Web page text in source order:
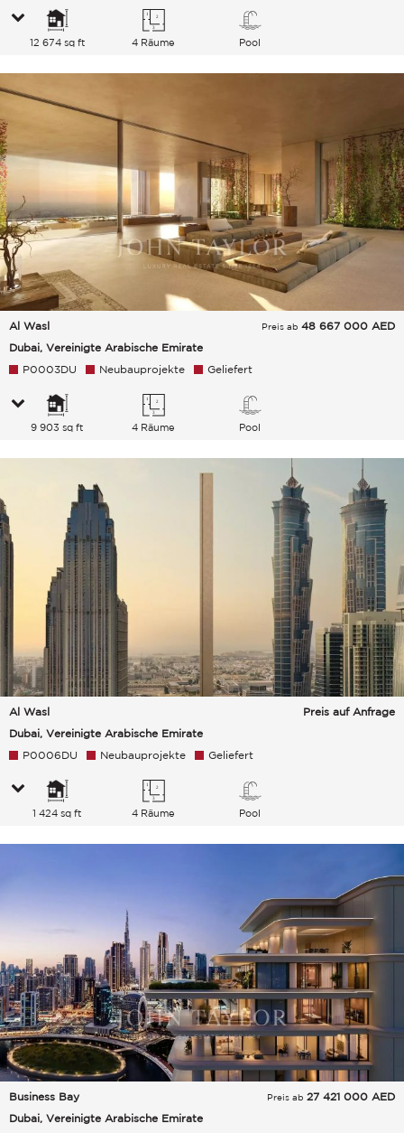
12 674 sq ft 4 Räume Pool
Al Wasl
Dubai, Vereinigte Arabische Emirate
Preis ab 48 667 000 AED
P0003DU Neubauprojekte Geliefert
9 903 sq ft 4 Räume Pool
Al Wasl
Dubai, Vereinigte Arabische Emirate
Preis auf Anfrage
P0006DU Neubauprojekte Geliefert
1 424 sq ft 4 Räume Pool
Business Bay
Dubai, Vereinigte Arabische Emirate
Preis ab 27 421 000 AED